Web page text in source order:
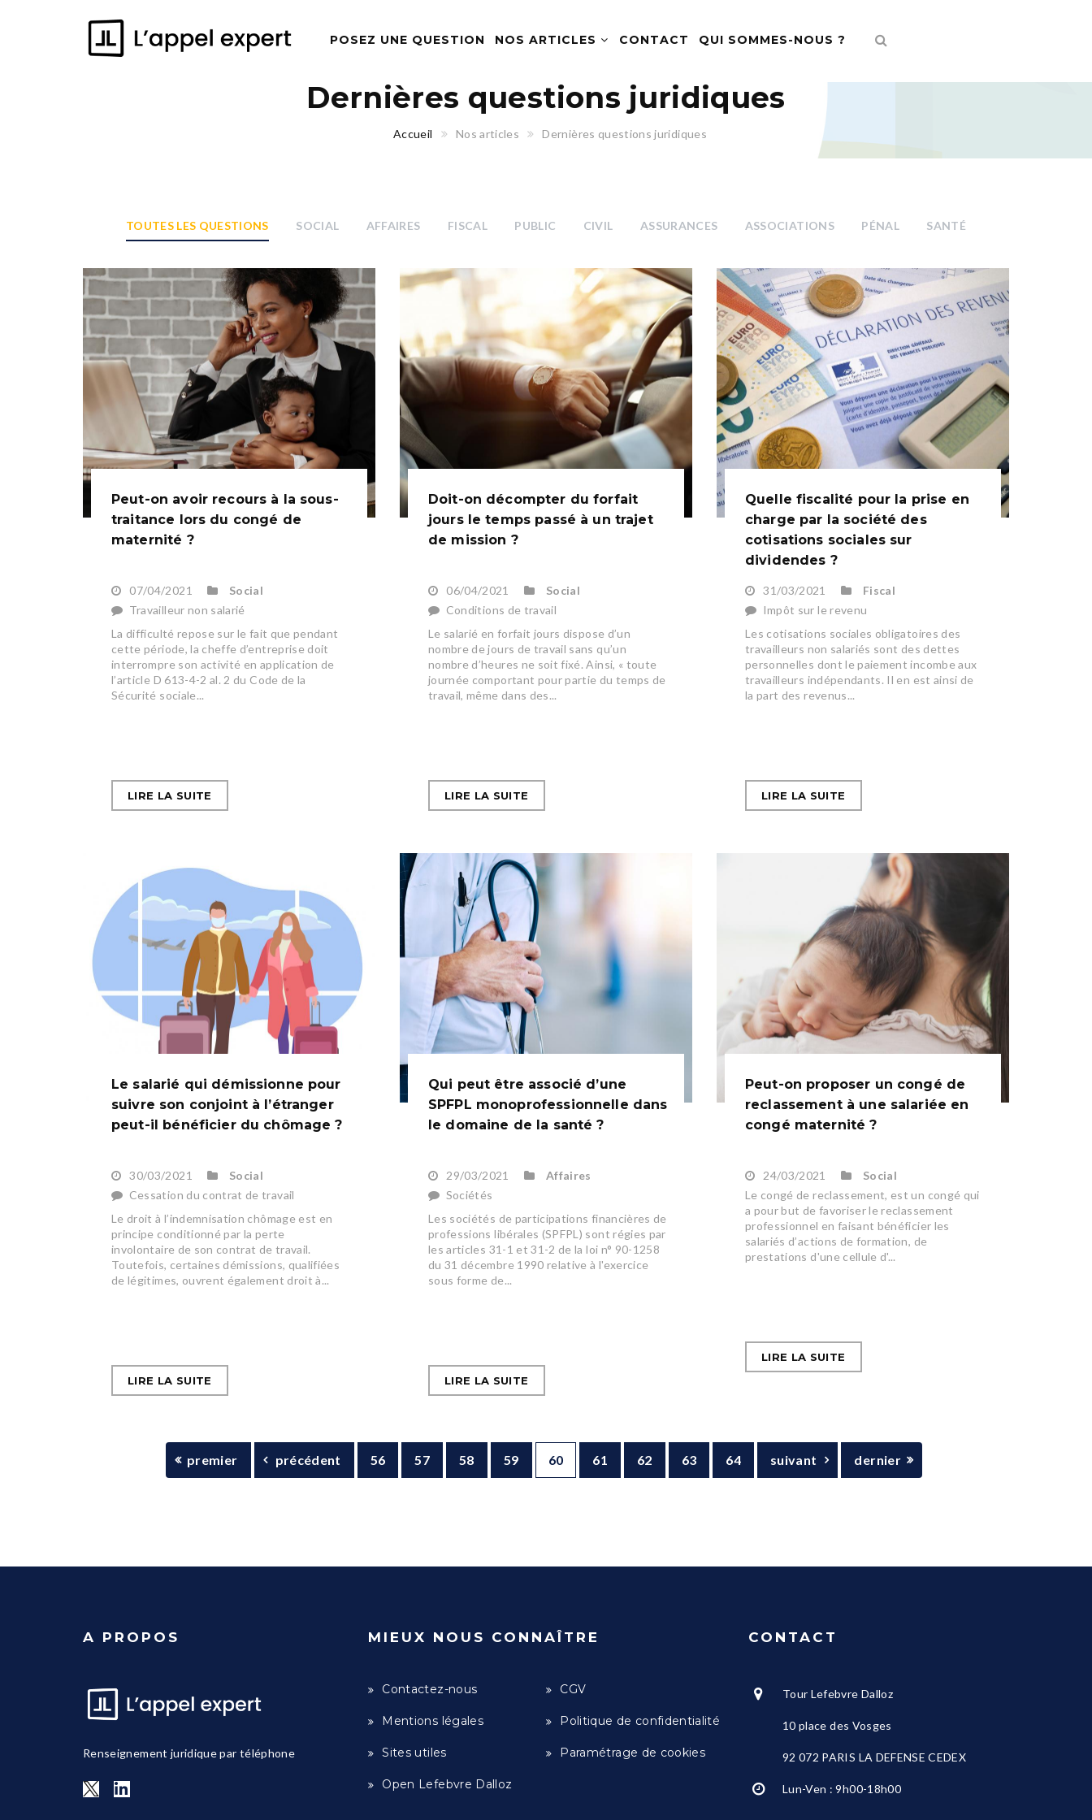
POSEZ UNE QUESTION NOS ARTICLES CONTACT QUI SOMMES-NOUS ?
Dernières questions juridiques
Accueil Nos articles Dernières questions juridiques
TOUTES LES QUESTIONS SOCIAL AFFAIRES FISCAL PUBLIC CIVIL ASSURANCES ASSOCIATIONS PÉNAL SANTÉ
Peut-on avoir recours à la sous-
traitance lors du congé de
maternité ?
07/04/2021
Social
Travailleur non salarié
La difficulté repose sur le fait que pendant
cette période, la cheffe d’entreprise doit
interrompre son activité en application de
l’article D 613-4-2 al. 2 du Code de la
Sécurité sociale...
LIRE LA SUITE
Doit-on décompter du forfait
jours le temps passé à un trajet
de mission ?
06/04/2021
Social
Conditions de travail
Le salarié en forfait jours dispose d’un
nombre de jours de travail sans qu’un
nombre d’heures ne soit fixé. Ainsi, « toute
journée comportant pour partie du temps de
travail, même dans des...
LIRE LA SUITE
Quelle fiscalité pour la prise en
charge par la société des
cotisations sociales sur
dividendes ?
31/03/2021
Fiscal
Impôt sur le revenu
Les cotisations sociales obligatoires des
travailleurs non salariés sont des dettes
personnelles dont le paiement incombe aux
travailleurs indépendants. Il en est ainsi de
la part des revenus...
LIRE LA SUITE
Le salarié qui démissionne pour
suivre son conjoint à l’étranger
peut-il bénéficier du chômage ?
30/03/2021
Social
Cessation du contrat de travail
Le droit à l’indemnisation chômage est en
principe conditionné par la perte
involontaire de son contrat de travail.
Toutefois, certaines démissions, qualifiées
de légitimes, ouvrent également droit à...
LIRE LA SUITE
Qui peut être associé d’une
SPFPL monoprofessionnelle dans
le domaine de la santé ?
29/03/2021
Affaires
Sociétés
Les sociétés de participations financières de
professions libérales (SPFPL) sont régies par
les articles 31-1 et 31-2 de la loi n° 90-1258
du 31 décembre 1990 relative à l'exercice
sous forme de...
LIRE LA SUITE
Peut-on proposer un congé de
reclassement à une salariée en
congé maternité ?
24/03/2021
Social
Le congé de reclassement, est un congé qui
a pour but de favoriser le reclassement
professionnel en faisant bénéficier les
salariés d’actions de formation, de
prestations d'une cellule d'...
LIRE LA SUITE
premier précédent 56 57 58 59 60 61 62 63 64 suivant dernier
A PROPOS
Renseignement juridique par téléphone
MIEUX NOUS CONNAÎTRE
Contactez-nous CGV
Mentions légales Politique de confidentialité
Sites utiles Paramétrage de cookies
Open Lefebvre Dalloz
CONTACT
Tour Lefebvre Dalloz
10 place des Vosges
92 072 PARIS LA DEFENSE CEDEX
Lun-Ven : 9h00-18h00